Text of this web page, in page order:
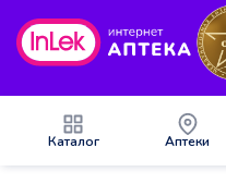
Каталог Аптеки